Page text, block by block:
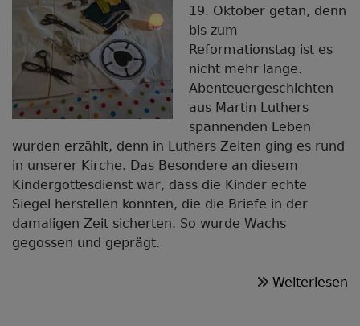
19. Oktober getan, denn
bis zum
Reformationstag ist es
nicht mehr lange.
Abenteuergeschichten
aus Martin Luthers
spannenden Leben
wurden erzählt, denn in Luthers Zeiten ging es rund
in unserer Kirche. Das Besondere an diesem
Kindergottesdienst war, dass die Kinder echte
Siegel herstellen konnten, die die Briefe in der
damaligen Zeit sicherten. So wurde Wachs
gegossen und geprägt.
Weiterlesen